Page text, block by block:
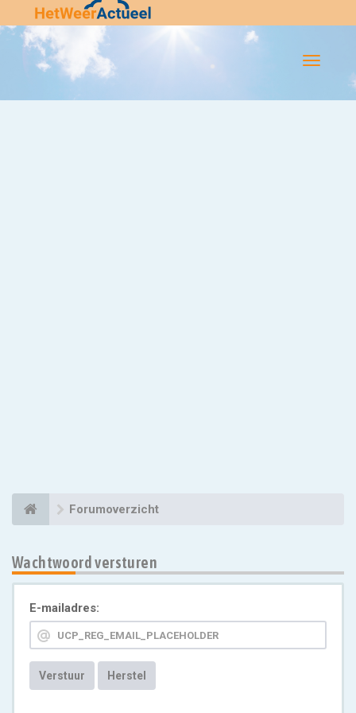
Flip-
Forumoverzicht
Wachtwoord versturen
E-mailadres:
Verstuur Herstel